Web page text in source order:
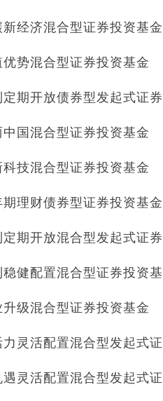
经济混合型证券投资基金
势混合型证券投资基金
期开放债券型发起式证
国混合型证券投资基金
技混合型证券投资基金
理财债券型证券投资基金
期开放混合型发起式证
健配置混合型证券投资
级混合型证券投资基金
灵活配置混合型发起式
灵活配置混合型发起式